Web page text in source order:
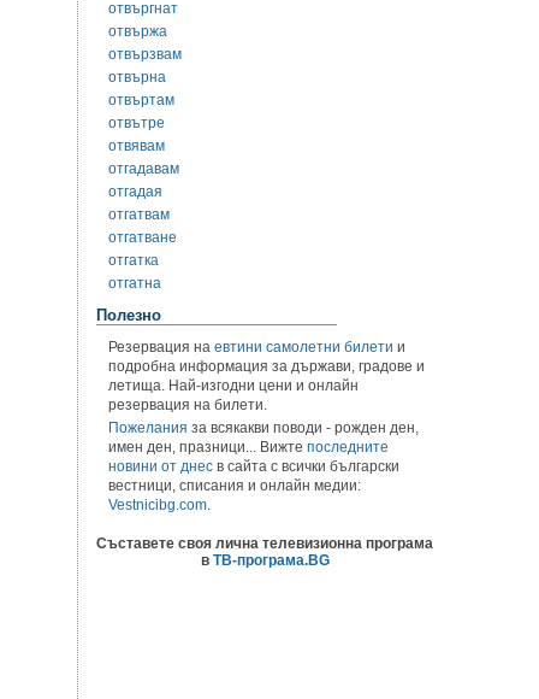
отвъргнат
отвържа
отвързвам
отвърна
отвъртам
отвътре
отвявам
отгадавам
отгадая
отгатвам
отгатване
отгатка
отгатна
Полезно
Резервация на евтини самолетни билети и
подробна информация за държави, градове и
летища. Най-изгодни цени и онлайн
резервация на билети.
Пожелания за всякакви поводи - рожден ден,
имен ден, празници... Вижте последните
новини от днес в сайта с всички български
вестници, списания и онлайн медии:
Vestnicibg.com.
Съставете своя лична телевизионна програма
в ТВ-програма.BG